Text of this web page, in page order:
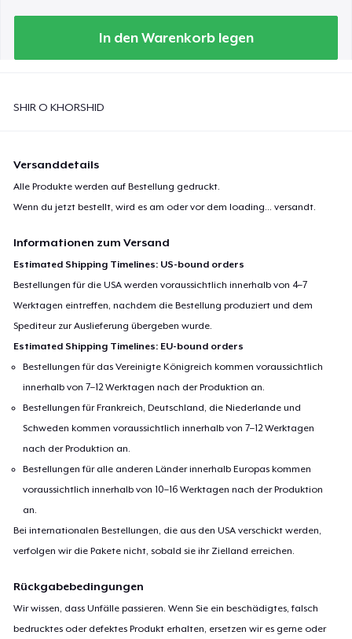
In den Warenkorb legen
SHIR O KHORSHID
Versanddetails
Alle Produkte werden auf Bestellung gedruckt.
Wenn du jetzt bestellt, wird es am oder vor demloading... versandt.
Informationen zum Versand
Estimated Shipping Timelines: US-bound orders
Bestellungen für die USA werden voraussichtlich innerhalb von 4–7
Werktagen eintreffen, nachdem die Bestellung produziert und dem
Spediteur zur Auslieferung übergeben wurde.
Estimated Shipping Timelines: EU-bound orders
Bestellungen für das Vereinigte Königreich kommen voraussichtlich
innerhalb von 7–12 Werktagen nach der Produktion an.
Bestellungen für Frankreich, Deutschland, die Niederlande und
Schweden kommen voraussichtlich innerhalb von 7–12 Werktagen
nach der Produktion an.
Bestellungen für alle anderen Länder innerhalb Europas kommen
voraussichtlich innerhalb von 10–16 Werktagen nach der Produktion
an.
Bei internationalen Bestellungen, die aus den USA verschickt werden,
verfolgen wir die Pakete nicht, sobald sie ihr Zielland erreichen.
Rückgabebedingungen
Wir wissen, dass Unfälle passieren. Wenn Sie ein beschädigtes, falsch
bedrucktes oder defektes Produkt erhalten, ersetzen wir es gerne oder